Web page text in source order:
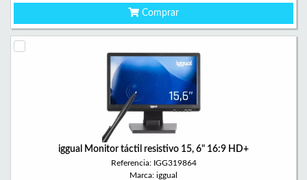
Comprar
iggual Monitor táctil resistivo 15, 6" 16:9 HD+
Referencia: IGG319864
Marca: iggual